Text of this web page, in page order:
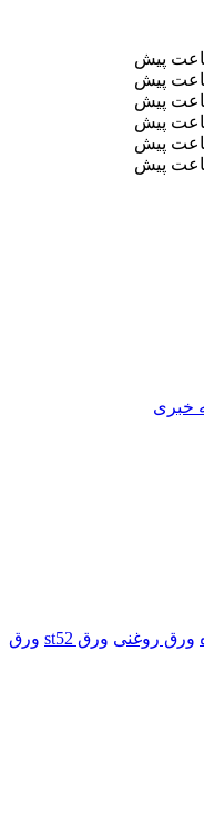
خبری
ورق روغنی ورق st52
ورق